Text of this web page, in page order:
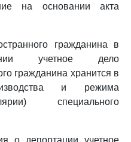
на основании акта
гражданина в
учетное дело
гражданина хранится в
и режима
специального
о депортации учетное